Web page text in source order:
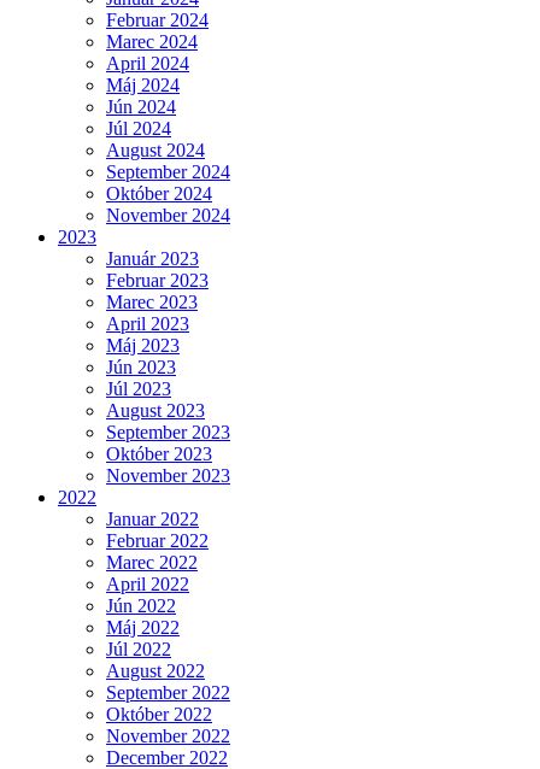
Februar 2024
Marec 2024
April 2024
Máj 2024
Jún 2024
Júl 2024
August 2024
September 2024
Október 2024
November 2024
2023
Január 2023
Februar 2023
Marec 2023
April 2023
Máj 2023
Jún 2023
Júl 2023
August 2023
September 2023
Október 2023
November 2023
2022
Januar 2022
Februar 2022
Marec 2022
April 2022
Jún 2022
Máj 2022
Júl 2022
August 2022
September 2022
Október 2022
November 2022
December 2022